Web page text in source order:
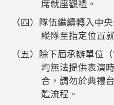
席就座觀禮。
（四）隊伍繼續轉入中
縱隊至指定位置
（五）除下屆承辦單位
均無法提供表演
合，請勿於典禮
體流程。